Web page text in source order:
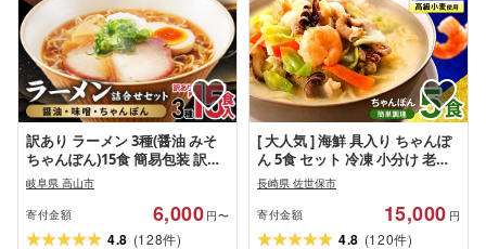
訳あり ラーメン 3種(醤油 みそ
ちゃんぽん)15食 簡易包装 訳あ
り ラーメン
岐阜県 高山市
寄付金額 6,000 円〜
4.8 (128件)
[ 大人気 ] 海鮮 具入り ちゃんぽ
ん 5食 セット 冷凍 小分け 老舗
本場 長崎 具材 たっぷり ちゃん
ぽん麺 簡単調理 時短 個包装 中
華 麺 手軽 おかず 夕食 E244a 長
崎県 佐世保市
長崎県 佐世保市
寄付金額 15,000 円
4.8 (120件)